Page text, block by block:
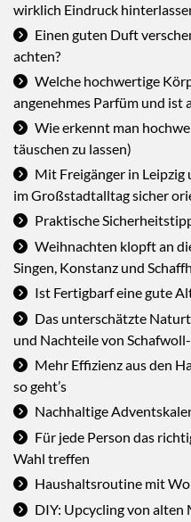
wirklich Eindruck
Einen guten Duft
achten?
Welche hochwertige
angenehmes Parfüm und ist
Wie erkennt man
täuschen zu lassen)
Mit Freigänger in Leipzig
im Großstadtalltag sicher
Praktische
Weihnachten klopft an
Singen, Konstanz und
Ist Fertigbarf eine gute
Das unterschätzte
und Nachteile von
Mehr Effizienz aus den
so geht’s
Nachhaltige
Für jede Person das
Wahl treffen
Haushaltsroutine mit
DIY: Upcycling von alten